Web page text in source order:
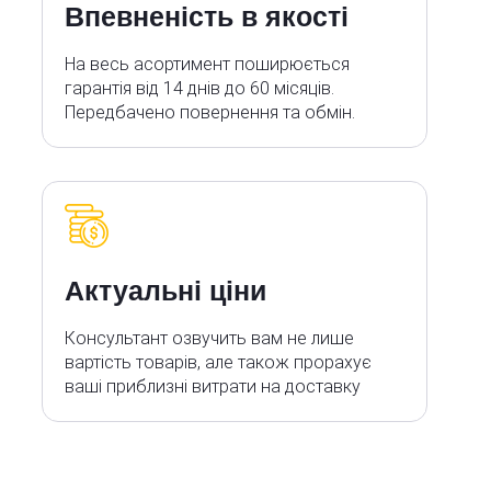
Впевненість в якості
На весь асортимент поширюється
гарантія від 14 днів до 60 місяців.
Передбачено повернення та обмін.
Актуальні ціни
Консультант озвучить вам не лише
вартість товарів, але також прорахує
ваші приблизні витрати на доставку